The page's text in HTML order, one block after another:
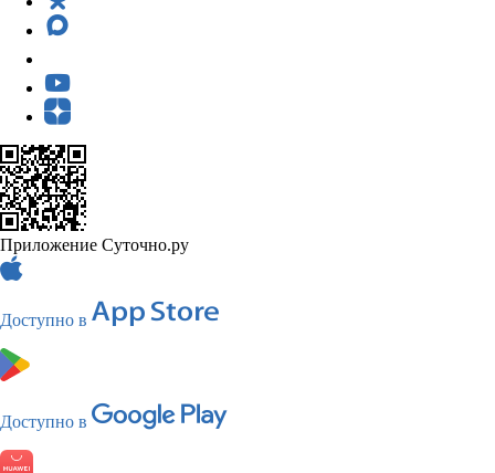
Приложение Суточно.ру
Доступно в
Доступно в